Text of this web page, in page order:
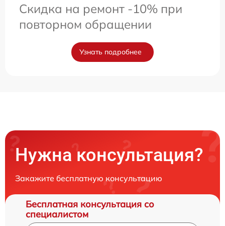
Скидка на ремонт -10% при
повторном обращении
Узнать подробнее
Нужна консультация?
Закажите бесплатную консультацию
Бесплатная консультация со
специалистом